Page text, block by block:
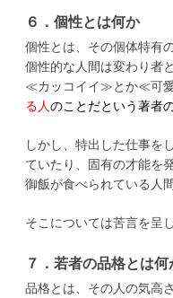
６．個性とは何か
個性とは、その個体特有
個性的な人間は変わり
≪カッコイイ≫とか≪可
る人のことだという著者
しかし、特出した仕事を
ていたり、固有の才能を
御飯が食べられている人
そこについては苦言を呈
７．若者の品格とは何
品格とは、その人の気高